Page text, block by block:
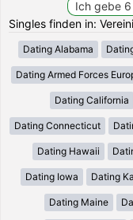
Singles finden in:
Dating Alabama
Dating Armed Forces
Dating California
Dating Connecticut
Dating Hawaii
Dating Iowa Dating
Dating Maine